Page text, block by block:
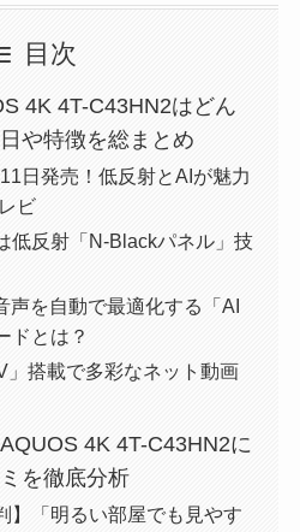
目次
4K 4T-C43HN2はどん
や特徴を総まとめ
日発売！低反射とAIが魅力
ビ
低反射「N-Blackパネル」技
声を自動で最適化する「AI
ドとは？
」搭載で多彩なネット動画
4K 4T-C43HN2に
を徹底分析
】「明るい部屋でも見やす